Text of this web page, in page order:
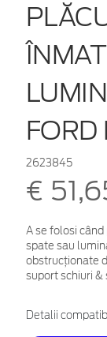
2623845
€
A se folosi
spate sau
obstrucționate
suport schiuri &
Detalii